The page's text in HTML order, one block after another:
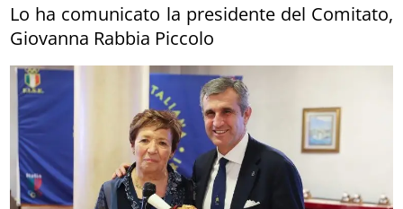
Lo ha comunicato la presidente del Comitato,
Giovanna Rabbia Piccolo